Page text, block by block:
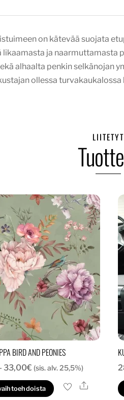
on kätevää suojata
ja
alhaalta penkin selkänojan
ollessa
LIITETYT
BIRD AND PEONIES
33,00€ Hintaluokka:
28,00€
-
(sis. alv. 25,5%)
Tällä
Ale